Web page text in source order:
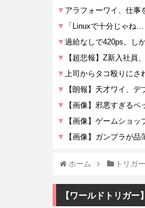
ホーム トリガー
【ワールドトリガ